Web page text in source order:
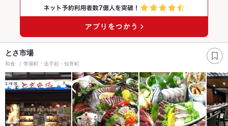
とさ市場
和食 帯屋町・追手筋・知寄町